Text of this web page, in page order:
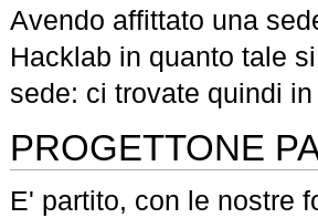
Avendo affittato una
Hacklab in quanto tale
sede: ci trovate quindi
PROGETTONE
E' partito, con le nostre